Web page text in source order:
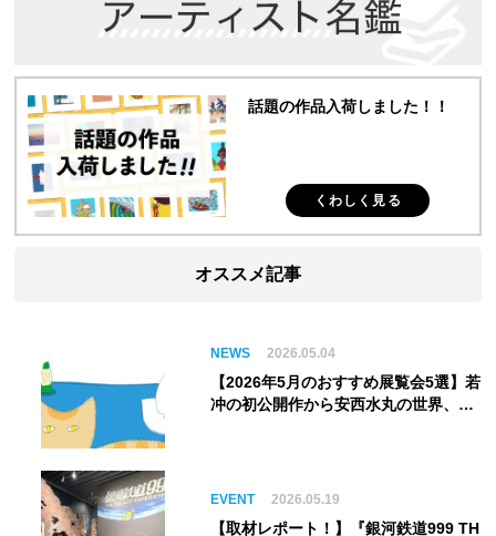
話題の作品入荷しました！！
くわしく見る
オススメ記事
NEWS 2026.05.04
【2026年5月のおすすめ展覧会5選】若
冲の初公開作から安西水丸の世界、そ
EVENT 2026.05.19
【取材レポート！】『銀河鉄道999 TH